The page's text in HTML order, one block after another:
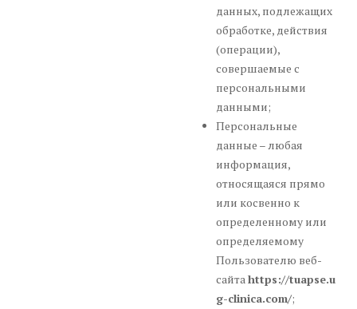
данных, подлежащих
обработке, действия
(операции),
совершаемые с
персональными
данными;
Персональные
данные – любая
информация,
относящаяся прямо
или косвенно к
определенному или
определяемому
Пользователю веб-
сайтаhttps://tuapse.u
g-clinica.com/;